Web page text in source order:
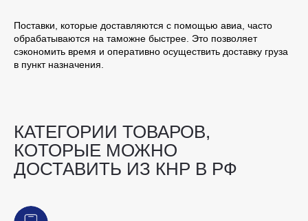
Поставки, которые доставляются с помощью авиа, часто
обрабатываются на таможне быстрее. Это позволяет
сэкономить время и оперативно осуществить доставку груза
в пункт назначения.
КАТЕГОРИИ ТОВАРОВ,
КОТОРЫЕ МОЖНО
ДОСТАВИТЬ ИЗ КНР В РФ